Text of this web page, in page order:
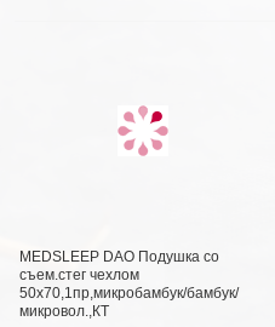
MEDSLEEP DAO Подушка со
съем.стег чехлом
50х70,1пр,микробамбук/бамбук/
микровол.,КТ